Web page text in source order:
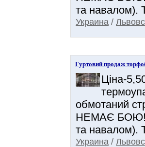
та навалом).
Украина /
Гуртовий продаж
Ціна-
обмотаний
НЕМАЄ БОЮ!
та навалом).
Украина /